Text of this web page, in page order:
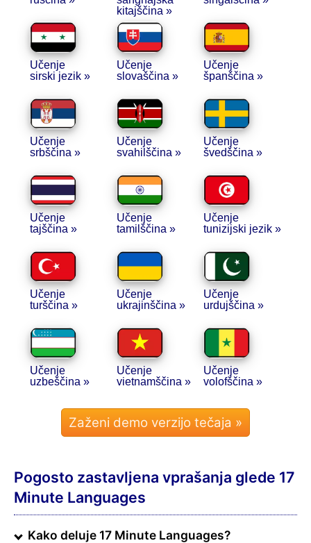
kitajščina »
Učenje
sirski jezik »
Učenje
slovaščina »
Učenje
španščina »
Učenje
srbščina »
Učenje
svahilščina »
Učenje
švedščina »
Učenje
tajščina »
Učenje
tamilščina »
Učenje
tunizijski jezik »
Učenje
turščina »
Učenje
ukrajinščina »
Učenje
urdujščina »
Učenje
uzbeščina »
Učenje
vietnamščina »
Učenje
volofščina »
Pogosto zastavljena vprašanja glede 17
Minute Languages
Kako deluje 17 Minute Languages?